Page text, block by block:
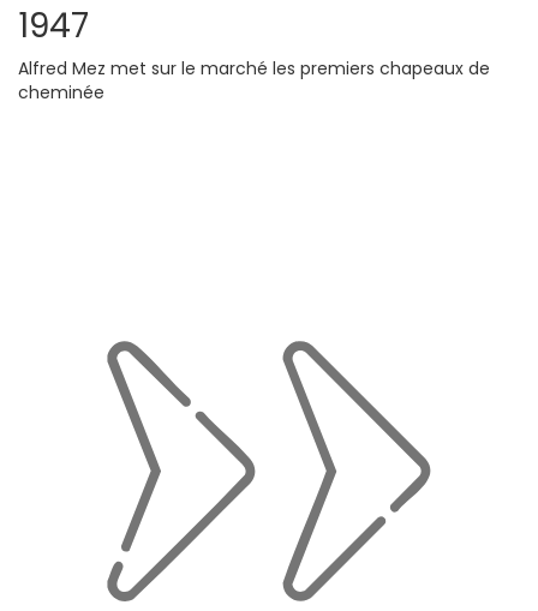
1947
Alfred Mez met sur le marché les premiers chapeaux de
cheminée